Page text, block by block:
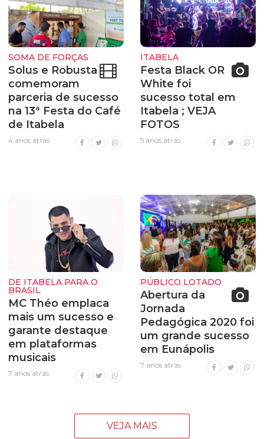
SOMA DE FORÇAS
Solus e Robusta
comemoram
parceria de sucesso
na 13ª Festa do Café
de Itabela
4 anos atrás
ITABELA
Festa Black OR
White foi
sucesso total em
Itabela ; VEJA
FOTOS
5 anos atrás
DE ITABELA PARA O
BRASIL
MC Théo emplaca
mais um sucesso e
garante destaque
em plataformas
musicais
7 anos atrás
PÚBLICO LOTADO
Abertura da
Jornada
Pedagógica 2020 foi
um grande sucesso
em Eunápolis
7 anos atrás
VEJA MAIS